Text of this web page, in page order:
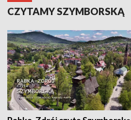
CZYTAMY SZYMBORSKĄ